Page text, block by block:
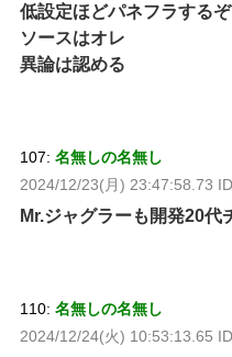
低設定ほどパネフラする
ソースはオレ
異論は認める
107: 名無しの名無し
2024/12/23(月) 23:47:58.73
Mr.ジャグラーも開発20代
110: 名無しの名無し
2024/12/24(火) 10:53:13.65